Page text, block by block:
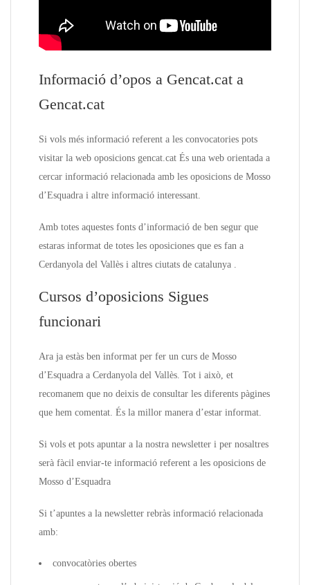
Informació d’opos a Gencat.cat a
Gencat.cat
Si vols més informació referent a les convocatories pots
visitar la web oposicions gencat.cat És una web orientada a
cercar informació relacionada amb les oposicions de Mosso
d’Esquadra i altre informació interessant.
Amb totes aquestes fonts d’informació de ben segur que
estaras informat de totes les oposiciones que es fan a
Cerdanyola del Vallès i altres ciutats de catalunya .
Cursos d’oposicions Sigues
funcionari
Ara ja estàs ben informat per fer un curs de Mosso
d’Esquadra a Cerdanyola del Vallès. Tot i això, et
recomanem que no deixis de consultar les diferents pàgines
que hem comentat. És la millor manera d’estar informat.
Si vols et pots apuntar a la nostra newsletter i per nosaltres
serà fàcil enviar-te informació referent a les oposicions de
Mosso d’Esquadra
Si t’apuntes a la newsletter rebràs informació relacionada
amb:
convocatòries obertes